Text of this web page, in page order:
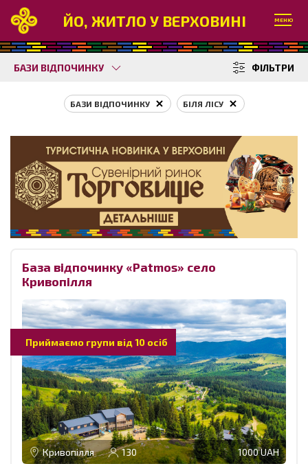
ЙО, ЖИТЛО У ВЕРХОВИНІ МЕНЮ
БАЗИ ВІДПОЧИНКУ ФІЛЬТРИ
БАЗИ ВІДПОЧИНКУ БІЛЯ ЛІСУ
База відпочинку «Patmos» село
Кривопілля
Кривопілля 130 1000 UAH
Приймаємо групи від 10 осіб